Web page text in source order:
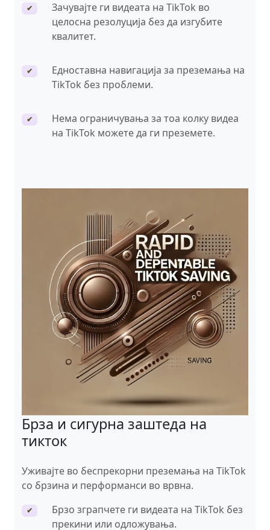
✔
Зачувајте ги видеата на TikTok во
целосна резолуција без да изгубите
квалитет.
✔
Едноставна навигација за преземања на
TikTok без проблеми.
✔
Нема ограничувања за тоа колку видеа
на TikTok можете да ги преземете.
Брза и сигурна заштеда на
тикток
Уживајте во беспрекорни преземања на TikTok
со брзина и перформанси во врвна.
✔
Брзо зграпчете ги видеата на TikTok без
прекини или одложувања.